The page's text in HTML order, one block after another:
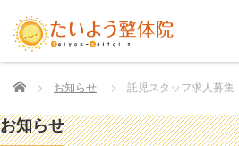
Home お知らせ 託児スタッフ求人募集
お知らせ